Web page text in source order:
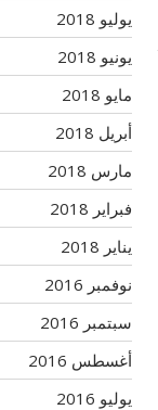
يوليو 2018
يونيو 2018
مايو 2018
أبريل 2018
مارس 2018
فبراير 2018
يناير 2018
نوفمبر 2016
سبتمبر 2016
أغسطس 2016
يوليو 2016